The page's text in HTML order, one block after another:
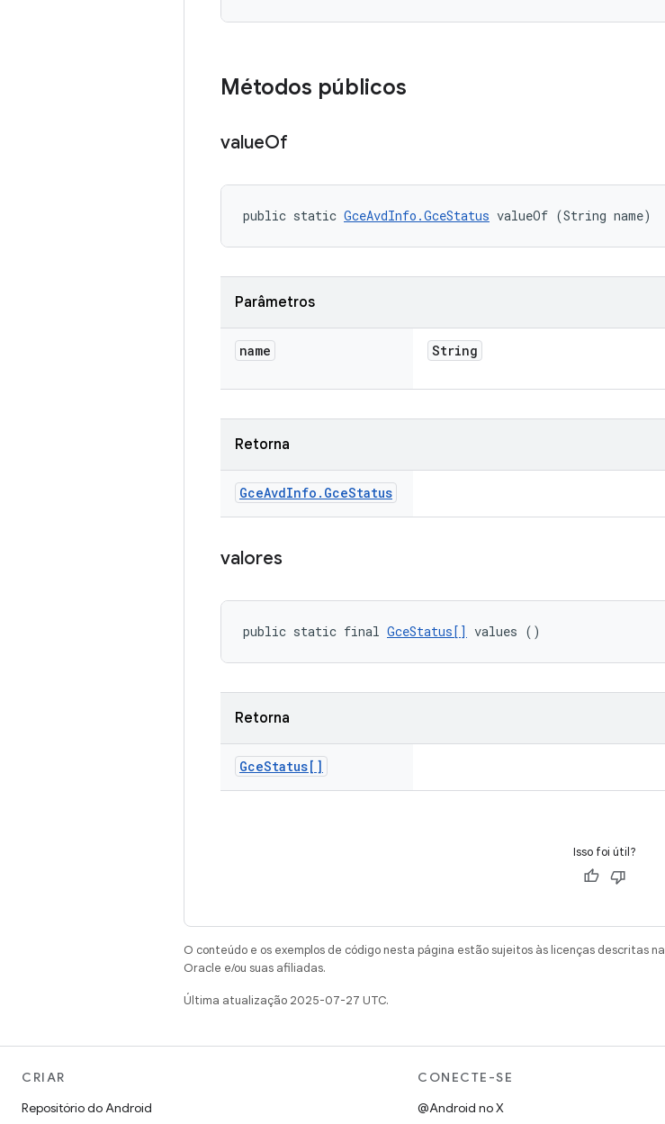
Métodos públicos
valueOf
public static GceAvdInfo.GceStatus valueOf (String name)
Parâmetros
name String
Retorna
GceAvdInfo . GceStatus
valores
public static final GceStatus[] values ()
Retorna
GceStatus[]
Isso foi útil?
O conteúdo e os exemplos de código nesta página estão sujeitos às licenças descritas na
Oracle e/ou suas afiliadas.
Última atualização 2025-07-27 UTC.
CRIAR
Repositório do Android
CONECTE-SE
@Android no X